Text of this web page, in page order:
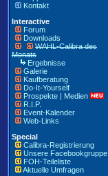
Kontakt
Interactive
Forum
Downloads
WAHL-Calibra des
Monats
Ergebnisse
Galerie
Kaufberatung
Do-It-Yourself
Prospekte | Medien
R.I.P.
Event-Kalender
Web-Links
Special
Calibra-Registrierung
Unsere Facebookgruppe
FOH-Teileliste
Aktuelle Umfragen